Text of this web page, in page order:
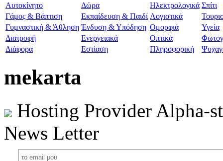
Aυτοκίνητο Δώρα Ηλεκτρολογικά Σπίτι
Γάμος & Βάπτιση
Εκπαίδευση & Παιδί Λογιστικά
Γυμναστική & Άθληση Ένδυση & Υπόδηση Ομορφιά
Υγεία
Διατροφή
Ενεργειακά Οπτικά
Διάφορα
Εστίαση Πληροφορική
mekarta
Hosting Provider Alpha-
News Letter